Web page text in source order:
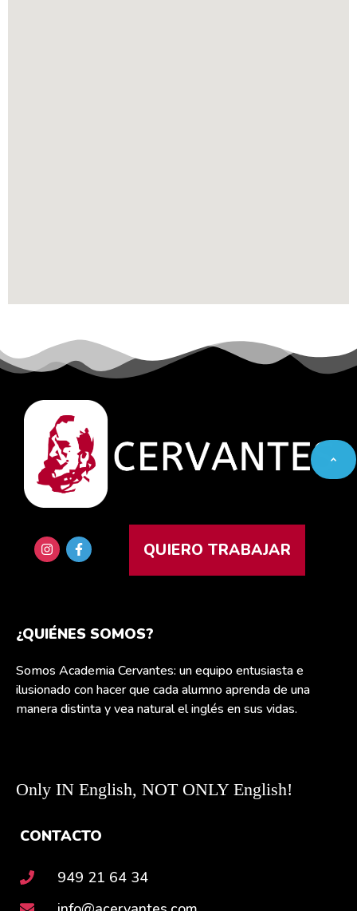
QUIERO TRABAJAR
¿QUIÉNES SOMOS?
Somos Academia Cervantes: un equipo entusiasta e
ilusionado con hacer que cada alumno aprenda de una
manera distinta y vea natural el inglés en sus vidas.
Only IN English, NOT ONLY English!
CONTACTO
949 21 64 34